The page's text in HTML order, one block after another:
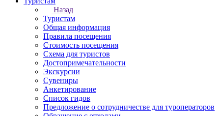
Назад
Туристам
Общая информация
Правила посещения
Стоимость посещения
Схема для туристов
Достопримечательности
Экскурсии
Сувениры
Анкетирование
Список гидов
Предложение о сотрудничестве для туроператоров